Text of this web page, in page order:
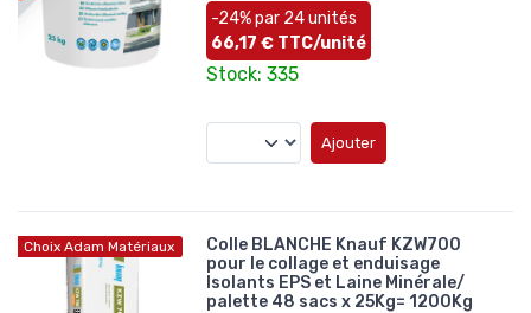
-24% par 24 unités
66,17 € TTC/unité
Stock: 335
Ajouter
Choix Adam Matériaux
Colle BLANCHE Knauf KZW700
pour le collage et enduisage
Isolants EPS et Laine Minérale/
palette 48 sacs x 25Kg= 1200Kg